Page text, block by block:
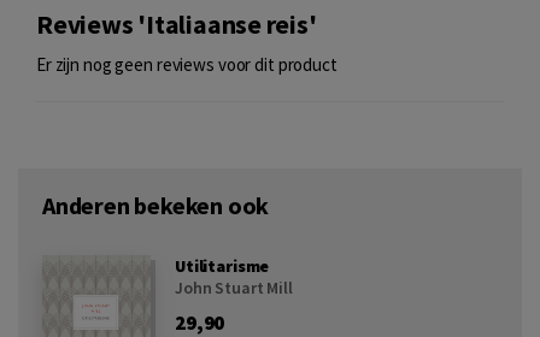
Reviews 'Italiaanse reis'
Er zijn nog geen reviews voor dit product
Anderen bekeken ook
Utilitarisme
John Stuart Mill
29,90